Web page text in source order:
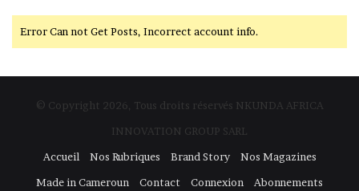
Error Can not Get Posts, Incorrect account info.
© Copyright 2026, Tous droits réservés NKUNDA AFRICA
INNOVATION GROUP SARL
Accueil
Nos Rubriques Brand Story
Nos Magazines
Made in Cameroun
Contact Connexion Abonnements